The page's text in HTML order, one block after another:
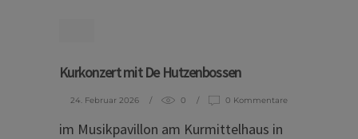
Kurkonzert mit De Hutzenbossen
24. Februar 2026 0 0 Kommentare
im Musikpavillon am Kurmittelhaus in